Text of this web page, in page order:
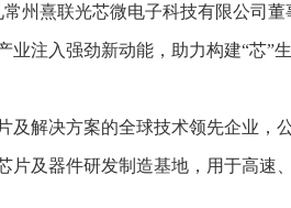
州熹联光芯微电子科技有限公司
注入强劲新动能，助力构建“芯”
及解决方案的全球技术领先企业，
及器件研发制造基地，用于高速